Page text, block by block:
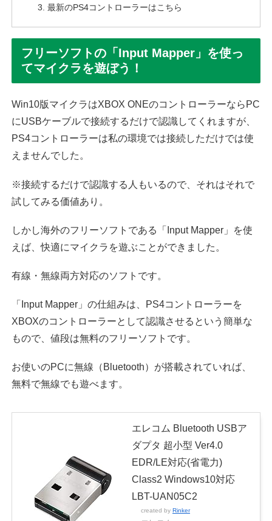
最新のPS4コントローラーはこちら
フリーソフトの「Input Mapper」を使っ
てマイクラを遊ぼう！
Win10版マイクラはXBOX ONEのコントローラーならPC
にUSBケーブルで接続するだけで認識してくれますが、
PS4コントローラーは私の環境では接続しただけでは使
えませんでした。
※接続するだけで認識する人もいるので、それはそれで
試してみる価値あり。
しかし海外のフリーソフトである「Input Mapper」を使
えば、快適にマイクラを遊ぶことができました。
有線・無線両方対応のソフトです。
「Input Mapper」の仕組みは、PS4コントローラーを
XBOXのコントローラーとして認識させるという簡単な
もので、値段は無料のフリーソフトです。
お使いのPCに無線（Bluetooth）が搭載されていれば、
無料で無線でも遊べます。
エレコム Bluetooth USBア
ダプタ 超小型 Ver4.0
EDR/LE対応(省電力)
Class2 Windows10対応
LBT-UAN05C2
created by Rinker